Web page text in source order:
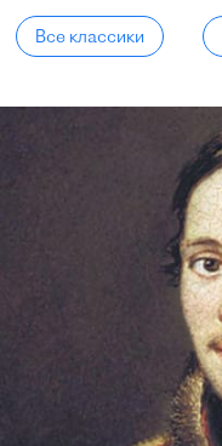
Все классики